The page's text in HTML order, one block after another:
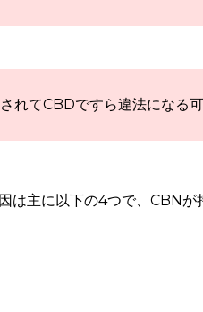
れてCBDですら違法になる
は主に以下の4つで、CBNが